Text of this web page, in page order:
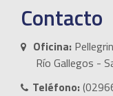
Contacto
Oficina:
Río Gallegos -
Teléfono: